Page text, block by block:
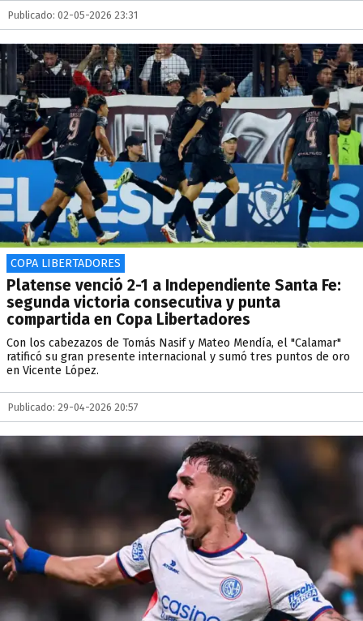
Publicado: 02-05-2026 23:31
COPA LIBERTADORES
Platense venció 2-1 a Independiente Santa Fe:
segunda victoria consecutiva y punta
compartida en Copa Libertadores
Con los cabezazos de Tomás Nasif y Mateo Mendía, el "Calamar"
ratificó su gran presente internacional y sumó tres puntos de oro
en Vicente López.
Publicado: 29-04-2026 20:57